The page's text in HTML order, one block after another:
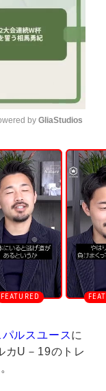
U
n
m
u
t
e
by GliaStudios
ルスユースに
カU－19のトレ